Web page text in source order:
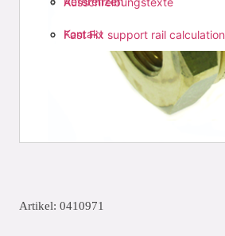
Fast Fix support rail calculation
Kontakt
Artikel: 0410971